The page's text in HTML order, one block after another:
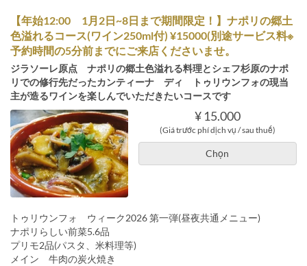
【年始12:00 1月2日~8日まで期間限定！】ナポリの郷土
色溢れるコース(ワイン250ml付) ¥15000(別途サービス料※
予約時間の5分前までにご来店くださいませ。
ジラソーレ原点 ナポリの郷土色溢れる料理とシェフ杉原のナポ
リでの修行先だったカンティーナ ディ トゥリウンフォの現当
主が造るワインを楽しんでいただきたいコースです
¥ 15.000
(Giá trước phí dịch vụ / sau thuế)
Chọn
トゥリウンフォ ウィーク2026 第一弾(昼夜共通メニュー)
ナポリらしい前菜5.6品
プリモ2品(パスタ、米料理等)
メイン 牛肉の炭火焼き